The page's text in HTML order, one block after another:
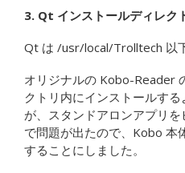
3. Qt インストールディレク
Qt は /usr/local/Trolltech 以
オリジナルの Kobo-Reader
クトリ内にインストールす
が、スタンドアロンアプリ
で問題が出たので、Kobo 本
することにしました。